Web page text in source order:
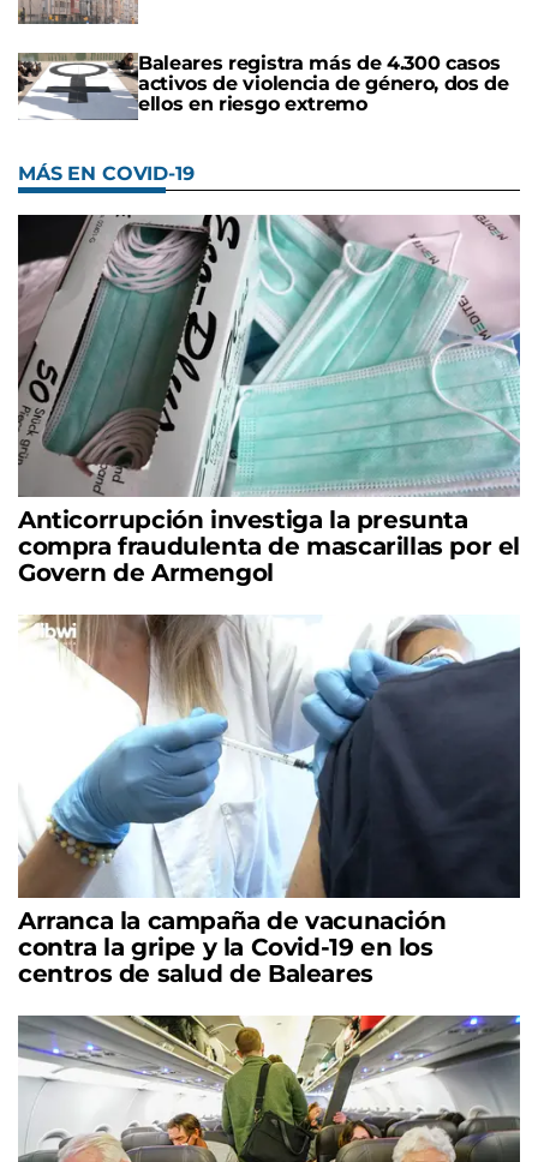
Baleares registra más de 4.300 casos
activos de violencia de género, dos de
ellos en riesgo extremo
MÁS EN COVID-19
Anticorrupción investiga la presunta
compra fraudulenta de mascarillas por el
Govern de Armengol
Arranca la campaña de vacunación
contra la gripe y la Covid-19 en los
centros de salud de Baleares